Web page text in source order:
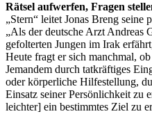
Rätsel aufwerfen, Fragen
„Stern“ leitet Jonas Breng seine
„Als der deutsche Arzt Andreas
gefolterten Jungen im Irak
Heute fragt er sich manchmal,
Jemandem durch tatkräftiges
oder körperliche Hilfestellung,
Einsatz seiner Persönlichkeit zu
leichter] ein bestimmtes Ziel zu